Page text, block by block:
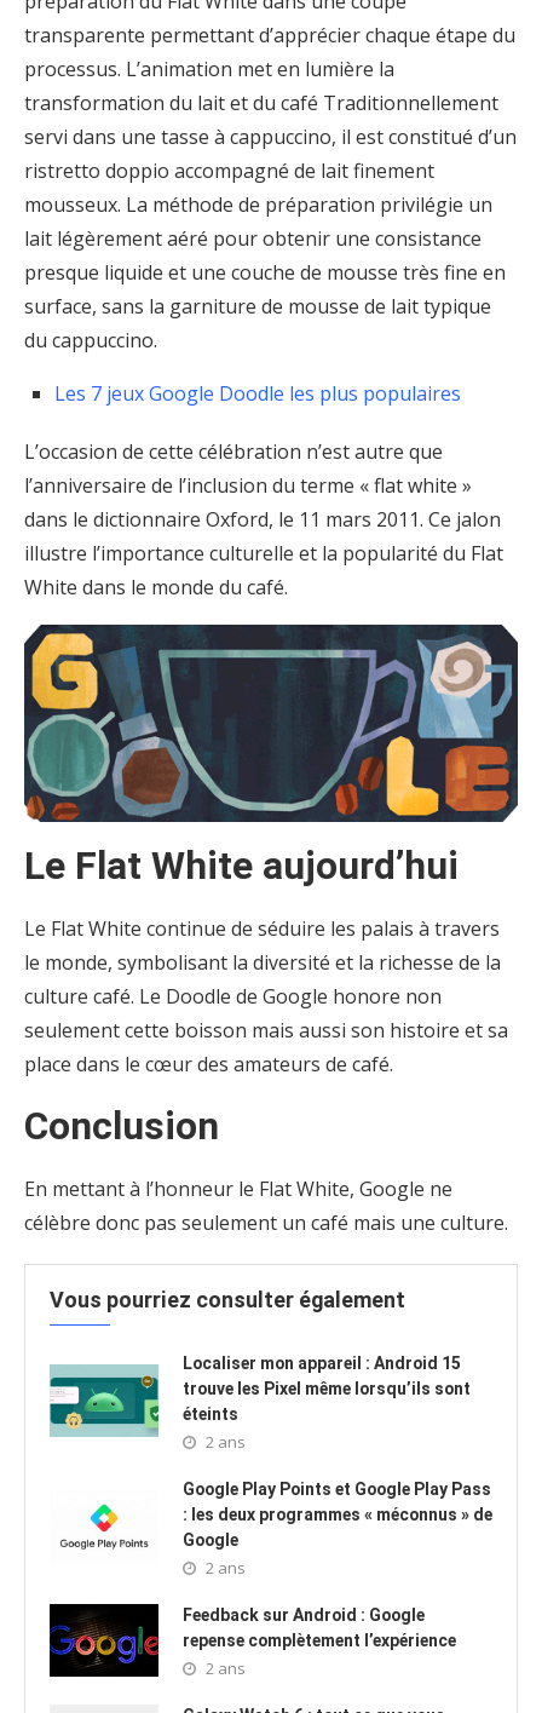
transparente permettant d’apprécier chaque étape du
processus. L’animation met en lumière la
transformation du lait et du café Traditionnellement
servi dans une tasse à cappuccino, il est constitué d’un
ristretto doppio accompagné de lait finement
mousseux. La méthode de préparation privilégie un
lait légèrement aéré pour obtenir une consistance
presque liquide et une couche de mousse très fine en
surface, sans la garniture de mousse de lait typique
du cappuccino.
Les 7 jeux Google Doodle les plus populaires
L’occasion de cette célébration n’est autre que
l’anniversaire de l’inclusion du terme « flat white »
dans le dictionnaire Oxford, le 11 mars 2011. Ce jalon
illustre l’importance culturelle et la popularité du Flat
White dans le monde du café.
Le Flat White aujourd’hui
Le Flat White continue de séduire les palais à travers
le monde, symbolisant la diversité et la richesse de la
culture café. Le Doodle de Google honore non
seulement cette boisson mais aussi son histoire et sa
place dans le cœur des amateurs de café.
Conclusion
En mettant à l’honneur le Flat White, Google ne
célèbre donc pas seulement un café mais une culture.
Vous pourriez consulter également
Localiser mon appareil : Android 15
trouve les Pixel même lorsqu’ils sont
éteints
2 ans
Google Play Points et Google Play Pass
: les deux programmes « méconnus » de
Google
2 ans
Feedback sur Android : Google
repense complètement l’expérience
2 ans